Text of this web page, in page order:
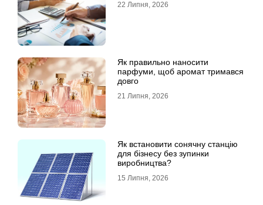
22 Липня, 2026
Як правильно наносити
парфуми, щоб аромат тримався
довго
21 Липня, 2026
Як встановити сонячну станцію
для бізнесу без зупинки
виробництва?
15 Липня, 2026